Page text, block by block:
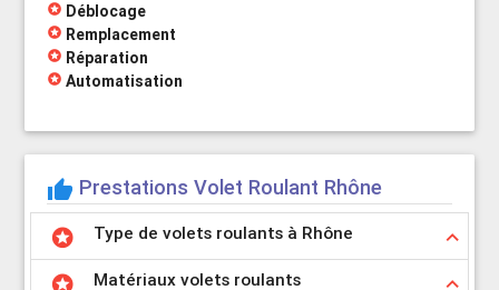
stars Déblocage
stars Remplacement
stars Réparation
stars Automatisation
thumb_up Prestations Volet Roulant Rhône
stars keyboard_arrow_up
Type de volets roulants à Rhône
stars keyboard_arrow_up
Matériaux volets roulants